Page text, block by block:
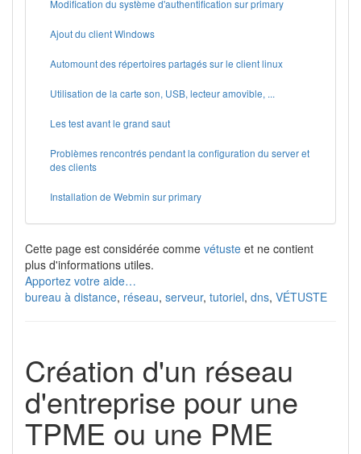
Modification du système d'authentification sur primary
Ajout du client Windows
Automount des répertoires partagés sur le client linux
Utilisation de la carte son, USB, lecteur amovible, ...
Les test avant le grand saut
Problèmes rencontrés pendant la configuration du server et
des clients
Installation de Webmin sur primary
Cette page est considérée comme vétuste et ne contient
plus d'informations utiles.
Apportez votre aide…
bureau à distance, réseau, serveur, tutoriel, dns, VÉTUSTE
Création d'un réseau
d'entreprise pour une
TPME ou une PME